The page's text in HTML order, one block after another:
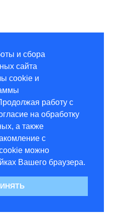
и сбора
сайта
cookie и
работу с
на обработку
а также
с
можно
Вашего браузера.